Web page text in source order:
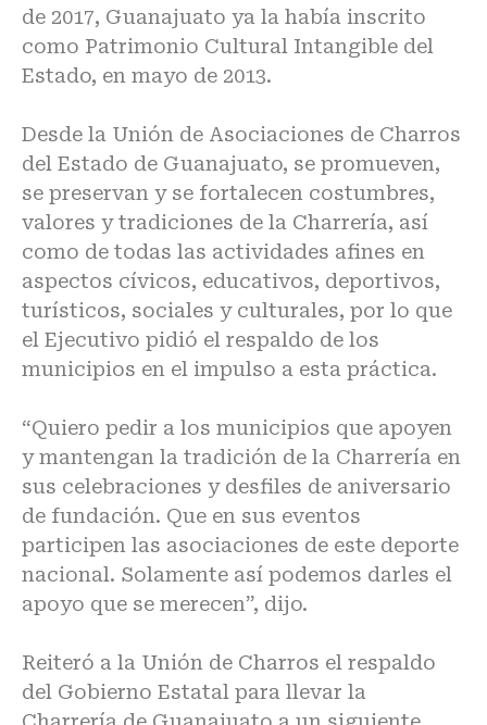
de 2017, Guanajuato ya la había inscrito
como Patrimonio Cultural Intangible del
Estado, en mayo de 2013.
Desde la Unión de Asociaciones de Charros
del Estado de Guanajuato, se promueven,
se preservan y se fortalecen costumbres,
valores y tradiciones de la Charrería, así
como de todas las actividades afines en
aspectos cívicos, educativos, deportivos,
turísticos, sociales y culturales, por lo que
el Ejecutivo pidió el respaldo de los
municipios en el impulso a esta práctica.
“Quiero pedir a los municipios que apoyen
y mantengan la tradición de la Charrería en
sus celebraciones y desfiles de aniversario
de fundación. Que en sus eventos
participen las asociaciones de este deporte
nacional. Solamente así podemos darles el
apoyo que se merecen”, dijo.
Reiteró a la Unión de Charros el respaldo
del Gobierno Estatal para llevar la